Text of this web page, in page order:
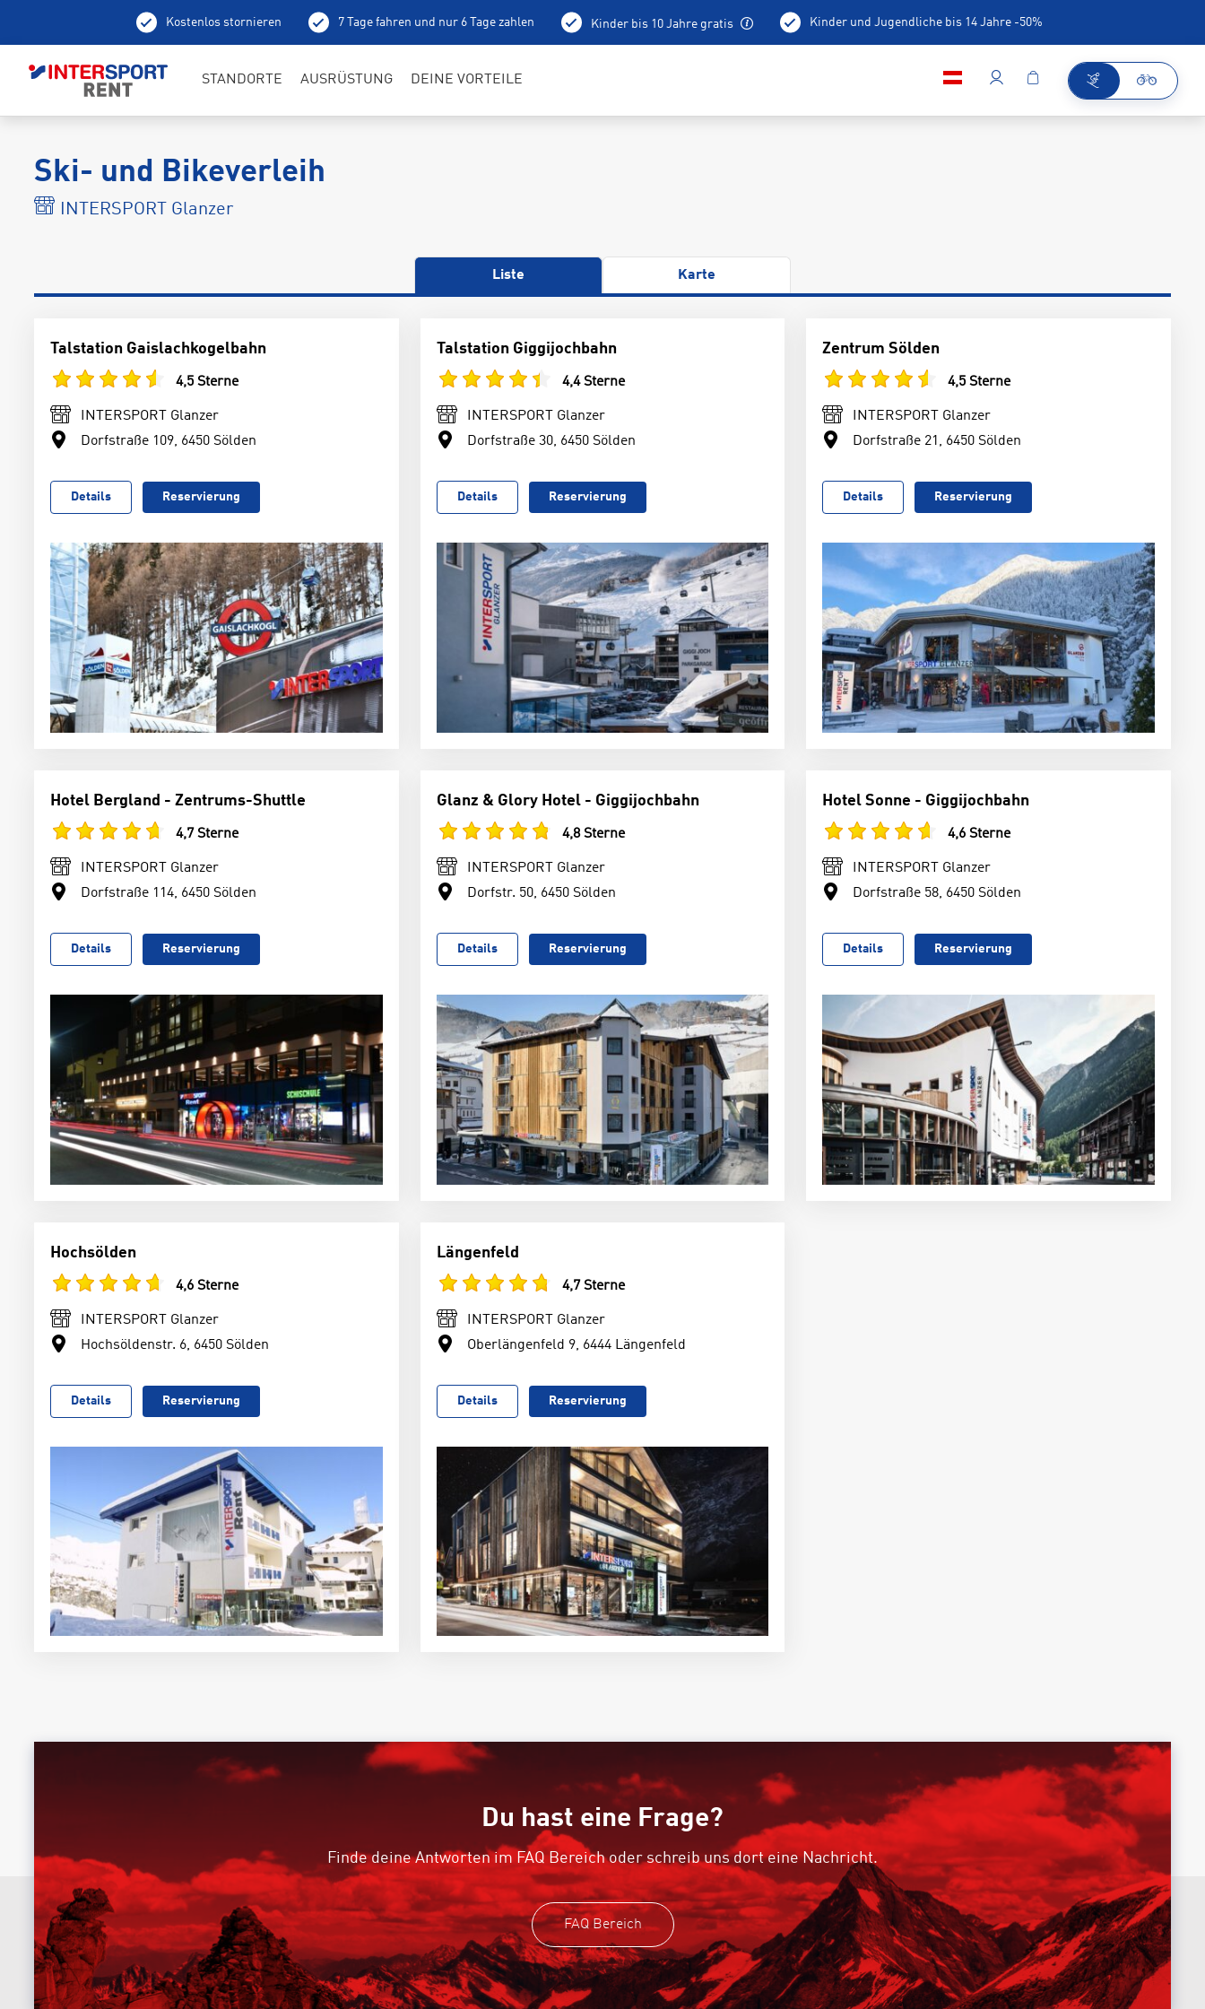
Kostenlos stornieren 7 Tage fahren und nur 6 Tage zahlen Kinder bis 10 Jahre gratis Kinder und Jugendliche bis 14 Jahre -50%
STANDORTE AUSRÜSTUNG DEINE VORTEILE
Ski- und Bikeverleih
INTERSPORT Glanzer
Liste Karte
Talstation Gaislachkogelbahn
4,5 Sterne
INTERSPORT Glanzer
Dorfstraße 109, 6450 Sölden
Details Reservierung
Talstation Giggijochbahn
4,4 Sterne
INTERSPORT Glanzer
Dorfstraße 30, 6450 Sölden
Details Reservierung
Zentrum Sölden
4,5 Sterne
INTERSPORT Glanzer
Dorfstraße 21, 6450 Sölden
Details Reservierung
Hotel Bergland - Zentrums-Shuttle
4,7 Sterne
INTERSPORT Glanzer
Dorfstraße 114, 6450 Sölden
Details Reservierung
Glanz & Glory Hotel - Giggijochbahn
4,8 Sterne
INTERSPORT Glanzer
Dorfstr. 50, 6450 Sölden
Details Reservierung
Hotel Sonne - Giggijochbahn
4,6 Sterne
INTERSPORT Glanzer
Dorfstraße 58, 6450 Sölden
Details Reservierung
Hochsölden
4,6 Sterne
INTERSPORT Glanzer
Hochsöldenstr. 6, 6450 Sölden
Details Reservierung
Längenfeld
4,7 Sterne
INTERSPORT Glanzer
Oberlängenfeld 9, 6444 Längenfeld
Details Reservierung
Du hast eine Frage?
Finde deine Antworten im FAQ Bereich oder schreib uns dort eine Nachricht.
FAQ Bereich